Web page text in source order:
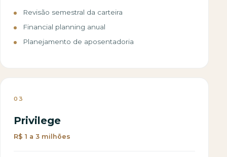
Revisão semestral da carteira
Financial planning anual
Planejamento de aposentadoria
03
Privilege
R$ 1 a 3 milhões